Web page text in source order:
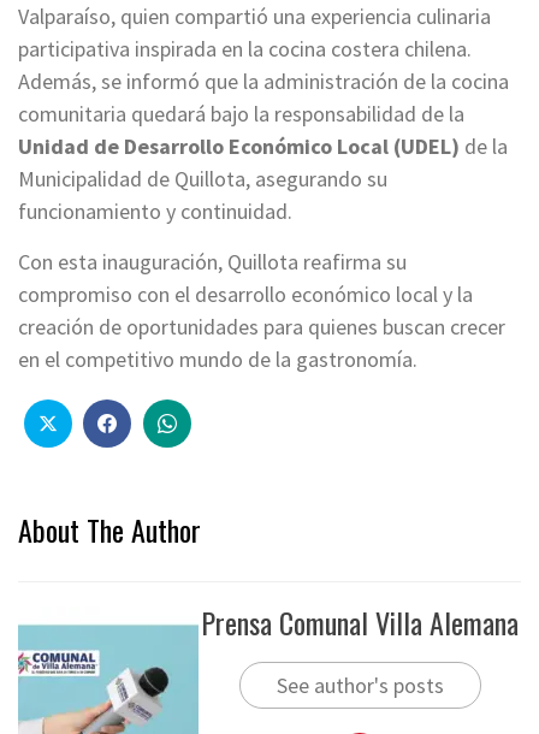
Valparaíso, quien compartió una experiencia culinaria
participativa inspirada en la cocina costera chilena.
Además, se informó que la administración de la cocina
comunitaria quedará bajo la responsabilidad de la
Unidad de Desarrollo Económico Local (UDEL) de la
Municipalidad de Quillota, asegurando su
funcionamiento y continuidad.
Con esta inauguración, Quillota reafirma su
compromiso con el desarrollo económico local y la
creación de oportunidades para quienes buscan crecer
en el competitivo mundo de la gastronomía.
About The Author
Prensa Comunal Villa Alemana
See author's posts